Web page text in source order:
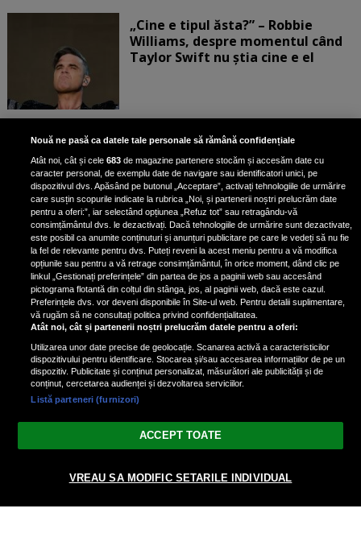
„Cine e tipul ăsta?” – Robbie
Williams, despre momentul când
Taylor Swift nu știa cine e el
Bruce Dickinson, solistul trupei
Iron Maiden, şi-a arătat talentul
de scrimer la un concurs în Franţa
Nicki Minaj, acuzată de agresiune
de fostul manager: Detalii șocante
din proces
Nicki Minaj le-a lăudat pe...
Vezi varianta Desktop
© 2026 radiodcnews.ro | Toate drepturile rezervate.
Nouă ne pasă ca datele tale personale să rămână confidențiale
Atât noi, cât și cele683 de magazine partenere stocăm și accesăm date cu
caracter personal, de exemplu date de navigare sau identificatori unici, pe
dispozitivul dvs. Apăsând pe butonul „Acceptare”, activați tehnologiile de urmărire
care susțin scopurile indicate la rubrica „Noi, și partenerii noștri prelucrăm date
pentru a oferi:”, iar selectând opțiunea „Refuz tot” sau retragându-vă
consimțământul dvs. le dezactivați. Dacă tehnologiile de urmărire sunt dezactivate,
este posibil ca anumite conținuturi și anunțuri publicitare pe care le vedeți să nu fie
la fel de relevante pentru dvs. Puteți reveni la acest meniu pentru a vă modifica
opțiunile sau pentru a vă retrage consimțământul, în orice moment, dând clic pe
linkul „Gestionați preferințele” din partea de jos a paginii web sau accesând
pictograma flotantă din colțul din stânga, jos, al paginii web, dacă este cazul.
Preferințele dvs. vor deveni disponibile în Site-ul web. Pentru detalii suplimentare,
vă rugăm să ne consultați politica privind confidențialitatea.
Atât noi, cât și partenerii noștri prelucrăm datele pentru a oferi:
Utilizarea unor date precise de geolocație. Scanarea activă a caracteristicilor
dispozitivului pentru identificare. Stocarea și/sau accesarea informațiilor de pe un
dispozitiv. Publicitate și conținut personalizat, măsurători ale publicității și de
conținut, cercetarea audienței și dezvoltarea serviciilor.
Listă parteneri (furnizori)
ACCEPT TOATE
VREAU SA MODIFIC SETARILE INDIVIDUAL